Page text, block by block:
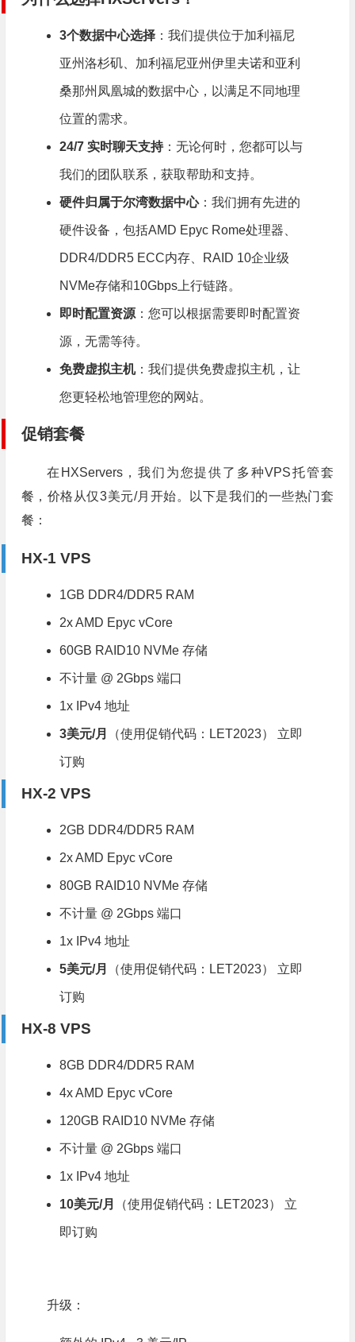
3个数据中心选择：我们提供位于加利福尼
亚州洛杉矶、加利福尼亚州伊里夫诺和亚利
桑那州凤凰城的数据中心，以满足不同地理
位置的需求。
24/7 实时聊天支持：无论何时，您都可以与
我们的团队联系，获取帮助和支持。
硬件归属于尔湾数据中心：我们拥有先进的
硬件设备，包括AMD Epyc Rome处理器、
DDR4/DDR5 ECC内存、RAID 10企业级
NVMe存储和10Gbps上行链路。
即时配置资源：您可以根据需要即时配置资
源，无需等待。
免费虚拟主机：我们提供免费虚拟主机，让
您更轻松地管理您的网站。
促销套餐
在HXServers，我们为您提供了多种VPS托管套
餐，价格从仅3美元/月开始。以下是我们的一些热门套
餐：
HX-1 VPS
1GB DDR4/DDR5 RAM
2x AMD Epyc vCore
60GB RAID10 NVMe 存储
不计量 @ 2Gbps 端口
1x IPv4 地址
3美元/月 （使用促销代码：LET2023） 立即
订购
HX-2 VPS
2GB DDR4/DDR5 RAM
2x AMD Epyc vCore
80GB RAID10 NVMe 存储
不计量 @ 2Gbps 端口
1x IPv4 地址
5美元/月 （使用促销代码：LET2023） 立即
订购
HX-8 VPS
8GB DDR4/DDR5 RAM
4x AMD Epyc vCore
120GB RAID10 NVMe 存储
不计量 @ 2Gbps 端口
1x IPv4 地址
10美元/月 （使用促销代码：LET2023） 立
即订购
升级：